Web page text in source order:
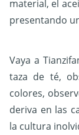
material, el
presentando
Vaya a
taza de té,
colores,
deriva en las
la cultura